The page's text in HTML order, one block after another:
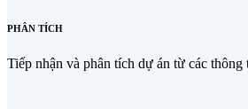
PHÂN TÍCH
Tiếp nhận và phân tích dự án từ các thông